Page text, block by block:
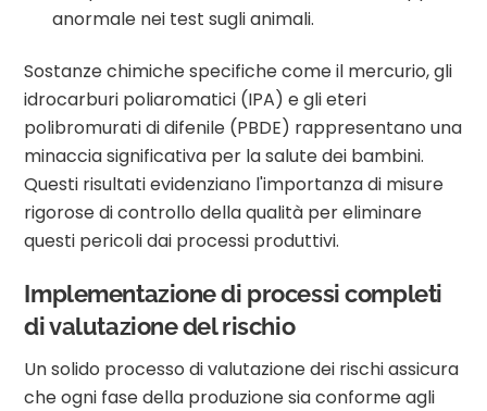
anormale nei test sugli animali.
Sostanze chimiche specifiche come il mercurio, gli
idrocarburi poliaromatici (IPA) e gli eteri
polibromurati di difenile (PBDE) rappresentano una
minaccia significativa per la salute dei bambini.
Questi risultati evidenziano l'importanza di misure
rigorose di controllo della qualità per eliminare
questi pericoli dai processi produttivi.
Implementazione di processi completi
di valutazione del rischio
Un solido processo di valutazione dei rischi assicura
che ogni fase della produzione sia conforme agli